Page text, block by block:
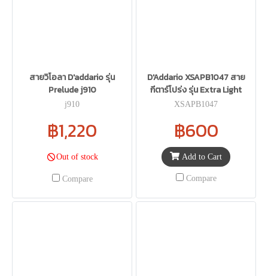
สายวิโอลา D'addario รุ่น
Prelude j910
j910
฿1,220
Out of stock
Compare
D'Addario XSAPB1047 สาย
กีตาร์โปร่ง รุ่น Extra Light
XSAPB1047
฿600
Add to Cart
Compare